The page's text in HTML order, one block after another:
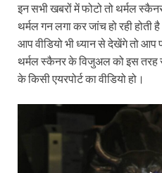
इन सभी खबरों में फोटो तो थर्मल
थर्मल गन लगा कर जांच हो रही
आप वीडियो भी ध्यान से देखेंगे तो आप
थर्मल स्कैनर के विजुअल को इस तरह
के किसी एयरपोर्ट का वीडियो हो।